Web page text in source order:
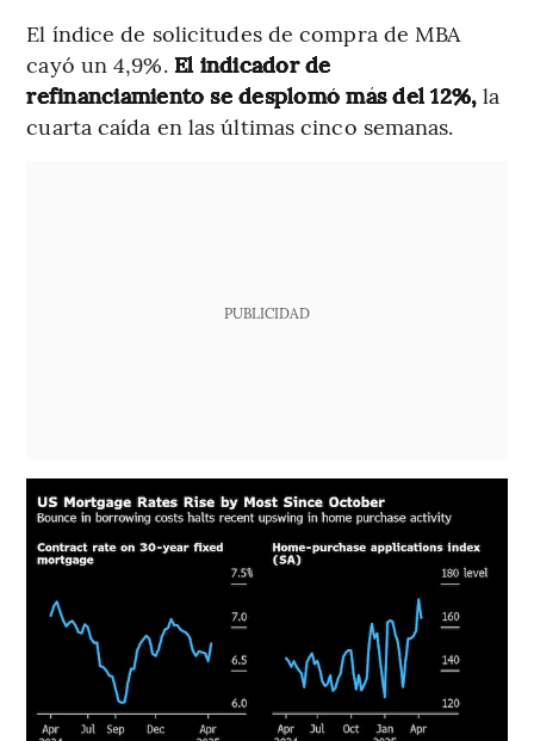
El índice de solicitudes de compra de MBA
cayó un 4,9%.El indicador de
refinanciamiento se desplomó más del 12%, la
cuarta caída en las últimas cinco semanas.
PUBLICIDAD